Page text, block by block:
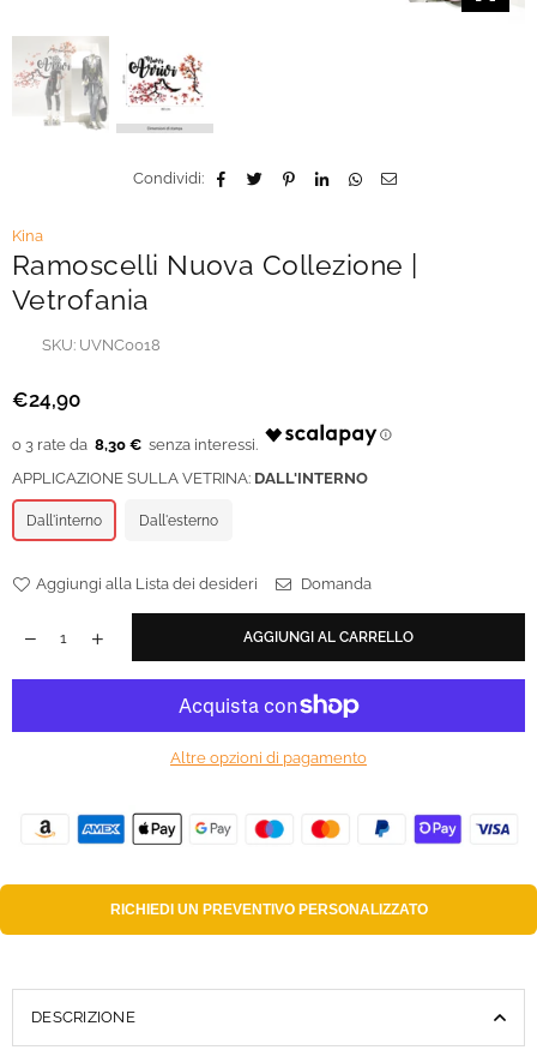
Condividi:
Kina
Ramoscelli Nuova Collezione |
Vetrofania
SKU: UVNC0018
Prezzo
€24,90
8,30 €
APPLICAZIONE SULLA VETRINA: DALL'INTERNO
Dall'interno Dall'esterno
Aggiungi alla Lista dei desideri Domanda
AGGIUNGI AL CARRELLO
Altre opzioni di pagamento
RICHIEDI UN PREVENTIVO PERSONALIZZATO
DESCRIZIONE